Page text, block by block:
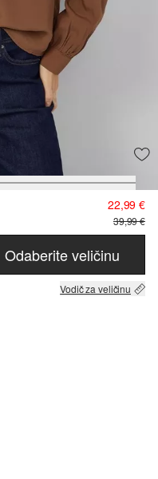
22,99 €
39,99 €
Odaberite veličinu
Vodič za veličinu